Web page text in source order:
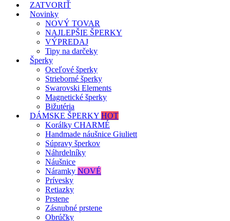
ZATVORIŤ
Novinky
NOVÝ TOVAR
NAJLEPŠIE ŠPERKY
VÝPREDAJ
Tipy na darčeky
Šperky
Oceľové šperky
Strieborné šperky
Swarovski Elements
Magnetické šperky
Bižutéria
DÁMSKE ŠPERKY HOT
Korálky CHARMÉ
Handmade náušnice Giuliett
Súpravy šperkov
Náhrdelníky
Náušnice
Náramky NOVÉ
Prívesky
Retiazky
Prstene
Zásnubné prstene
Obrúčky